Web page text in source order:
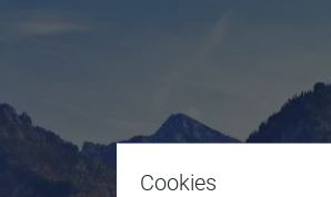
Cookies